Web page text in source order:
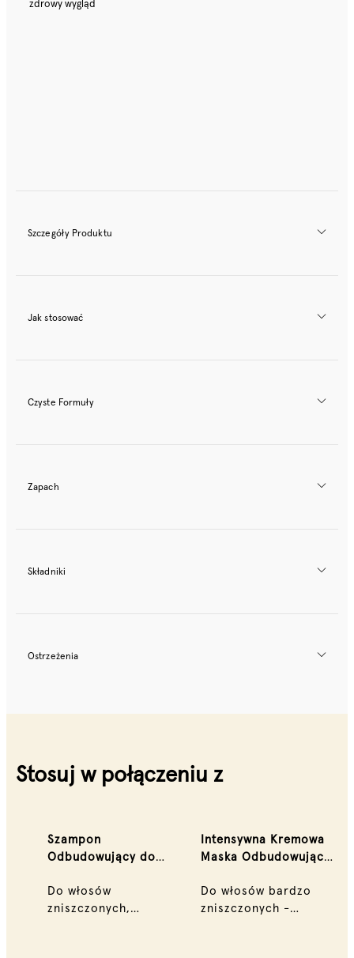
zdrowy wygląd
Szczegóły Produktu
Jak stosować
Czyste Formuły
Zapach
Składniki
Ostrzeżenia
Stosuj w połączeniu z
Szampon
Odbudowujący do
Do włosów
zniszczonych,
Intensywna Kremowa
Maska Odbudowująca
Do włosów bardzo
zniszczonych -